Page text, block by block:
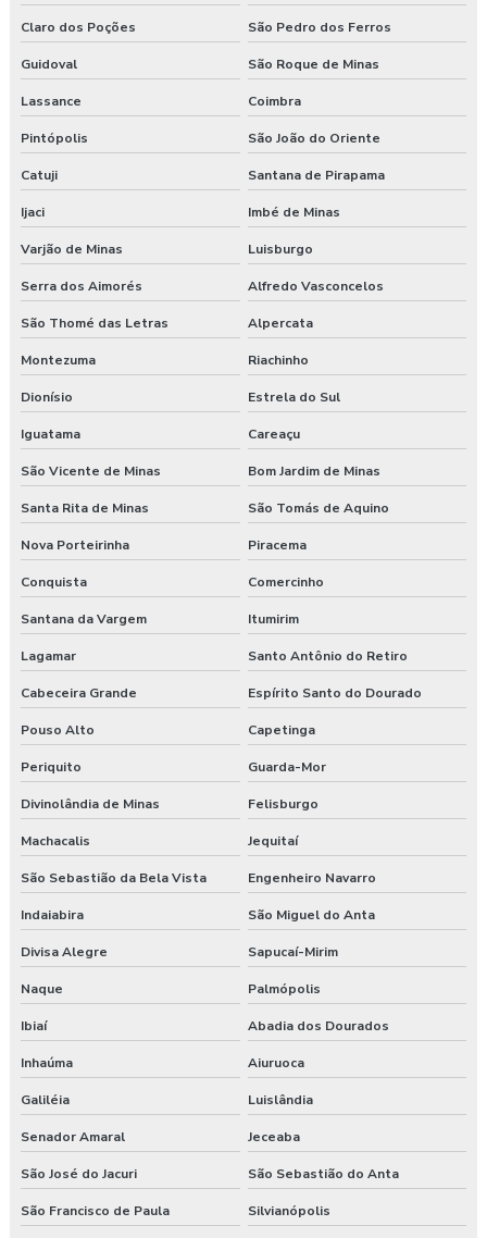
Claro dos Poções São Pedro dos Ferros
Guidoval São Roque de Minas
Lassance Coimbra
Pintópolis São João do Oriente
Catuji Santana de Pirapama
Ijaci Imbé de Minas
Varjão de Minas Luisburgo
Serra dos Aimorés Alfredo Vasconcelos
São Thomé das Letras Alpercata
Montezuma Riachinho
Dionísio Estrela do Sul
Iguatama Careaçu
São Vicente de Minas Bom Jardim de Minas
Santa Rita de Minas São Tomás de Aquino
Nova Porteirinha Piracema
Conquista Comercinho
Santana da Vargem Itumirim
Lagamar Santo Antônio do Retiro
Cabeceira Grande Espírito Santo do Dourado
Pouso Alto Capetinga
Periquito Guarda-Mor
Divinolândia de Minas Felisburgo
Machacalis Jequitaí
São Sebastião da Bela Vista Engenheiro Navarro
Indaiabira São Miguel do Anta
Divisa Alegre Sapucaí-Mirim
Naque Palmópolis
Ibiaí Abadia dos Dourados
Inhaúma Aiuruoca
Galiléia Luislândia
Senador Amaral Jeceaba
São José do Jacuri São Sebastião do Anta
São Francisco de Paula Silvianópolis